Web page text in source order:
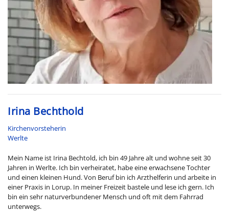
Irina Bechthold
Kirchenvorsteherin
Werlte
Mein Name ist Irina Bechtold, ich bin 49 Jahre alt und wohne seit 30
Jahren in Werlte. Ich bin verheiratet, habe eine erwachsene Tochter
und einen kleinen Hund. Von Beruf bin ich Arzthelferin und arbeite in
einer Praxis in Lorup. In meiner Freizeit bastele und lese ich gern. Ich
bin ein sehr naturverbundener Mensch und oft mit dem Fahrrad
unterwegs.